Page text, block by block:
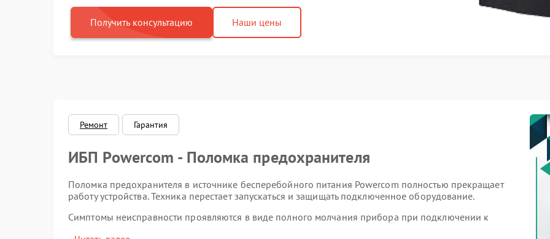
Получить консультацию Наши цены
Ремонт Гарантия
ИБП Powercom - Поломка предохранителя
Поломка предохранителя в источнике бесперебойного питания Powercom полностью прекращает
работу устройства. Техника перестает запускаться и защищать подключенное оборудование.
Симптомы неисправности проявляются в виде полного молчания прибора при подключении к